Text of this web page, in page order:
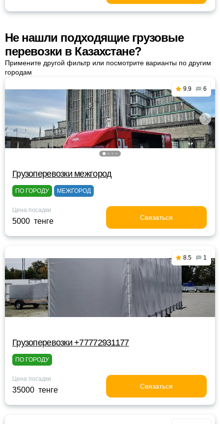
Не нашли подходящие грузовые
перевозки в Казахстане?
Примените другой фильтр или посмотрите варианты по другим
городам
9.9 6
Грузоперевозки межгород
ПО ГОРОДУ МЕЖГОРОД
Цена посадки
5000 тенге Связаться
8.5 1
Грузоперевозки +77772931177
ПО ГОРОДУ
Цена посадки
35000 тенге Связаться